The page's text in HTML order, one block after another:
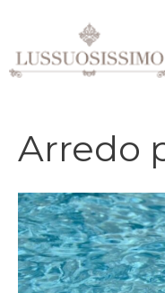
contenuto
Arredo